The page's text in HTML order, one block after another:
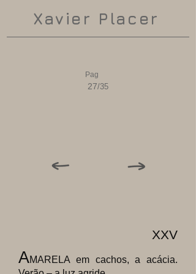
Xavier Placer
XXV
AMARELA em cachos, a acácia.
Pag
27/35